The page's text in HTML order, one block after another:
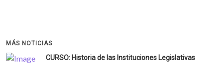
MÁS NOTICIAS
CURSO: Historia de las Instituciones Legislativas